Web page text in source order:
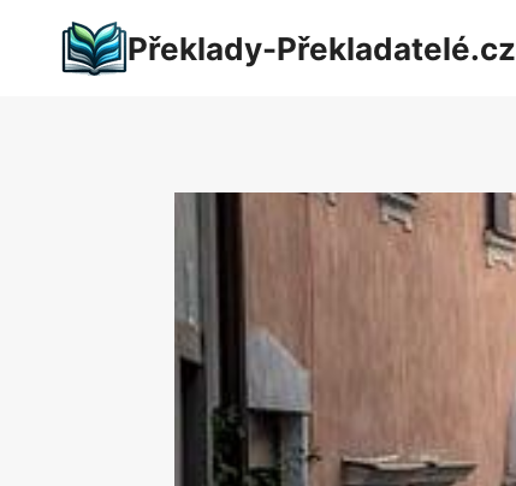
Překlady-Překladatelé.cz